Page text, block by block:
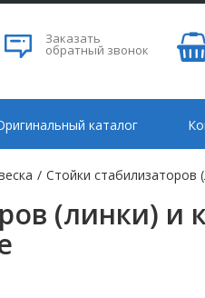
Заказать
обратный звонок
каталог
/ Стойки стабилизаторов
(линки)